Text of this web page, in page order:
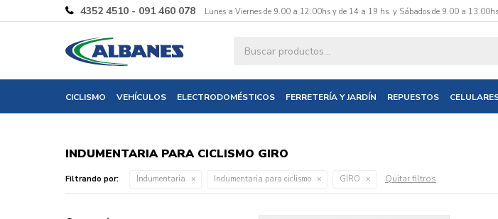
CICLISMO VEHÍCULOS ELECTRODOMÉSTICOS FERRETERÍA Y JARDÍN REPUESTOS
4352 4510 - 091 460 078 Lunes a Viernes de 9.00 a 12.00hs y de 14 a 19 hs. y Sábados de 9.00 a
INDUMENTARIA PARA CICLISMO GIRO
Filtrando por: Indumentaria Indumentaria para ciclismo GIRO Quitar filtros